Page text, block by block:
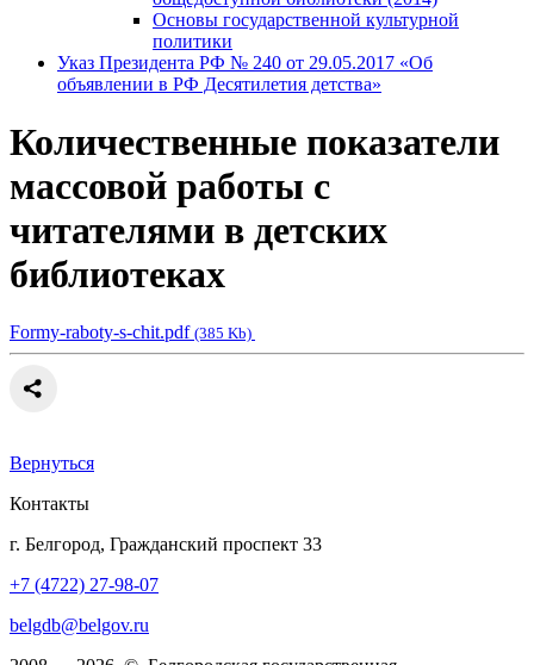
Основы государственной культурной
политики
Указ Президента РФ № 240 от 29.05.2017 «Об
объявлении в РФ Десятилетия детства»
Количественные показатели
массовой работы с
читателями в детских
библиотеках
Formy-raboty-s-chit.pdf (385 Kb)
Вернуться
Контакты
г. Белгород, Гражданский проспект 33
+7 (4722) 27-98-07
belgdb@belgov.ru